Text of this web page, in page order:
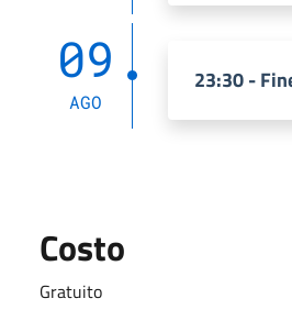
09
AGO
23:30 -
Costo
Gratuito